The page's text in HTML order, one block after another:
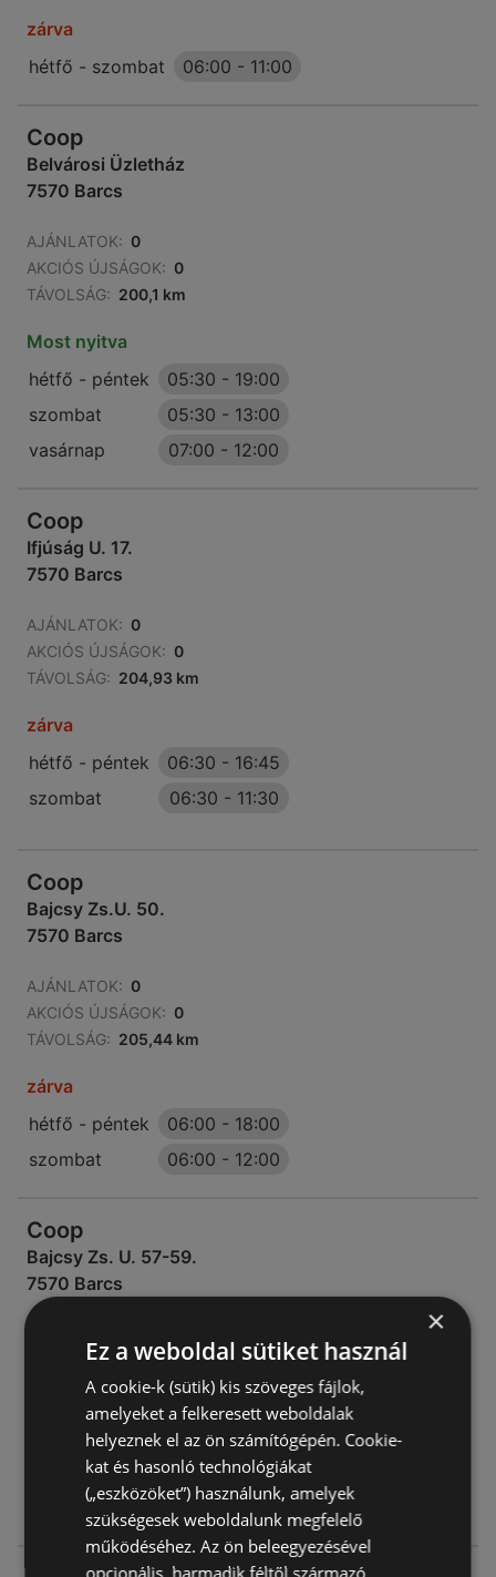
zárva
hétfő - szombat
06:00 - 11:00
Coop
Belvárosi Üzletház
7570 Barcs
AJÁNLATOK: 0
AKCIÓS ÚJSÁGOK: 0
TÁVOLSÁG: 200,1 km
Most nyitva
hétfő - péntek
05:30 - 19:00
szombat
05:30 - 13:00
vasárnap
07:00 - 12:00
Coop
Ifjúság U. 17.
7570 Barcs
AJÁNLATOK: 0
AKCIÓS ÚJSÁGOK: 0
TÁVOLSÁG: 204,93 km
zárva
hétfő - péntek
06:30 - 16:45
szombat
06:30 - 11:30
Coop
Bajcsy Zs.U. 50.
7570 Barcs
AJÁNLATOK: 0
AKCIÓS ÚJSÁGOK: 0
TÁVOLSÁG: 205,44 km
zárva
hétfő - péntek
06:00 - 18:00
szombat
06:00 - 12:00
Coop
Bajcsy Zs. U. 57-59.
7570 Barcs
AKCIÓS ÚJSÁGOK: 0
TÁVOLSÁG: 205,53 km
hétfő - péntek
06:30-18:00
szombat
06:30 - 12:00
×
Ez a weboldal sütiket használ
A cookie-k (sütik) kis szöveges fájlok,
amelyeket a felkeresett weboldalak
helyeznek el az ön számítógépén. Cookie-
kat és hasonló technológiákat
(„eszközöket”) használunk, amelyek
szükségesek weboldalunk megfelelő
működéséhez. Az ön beleegyezésével
opcionális, harmadik féltől származó